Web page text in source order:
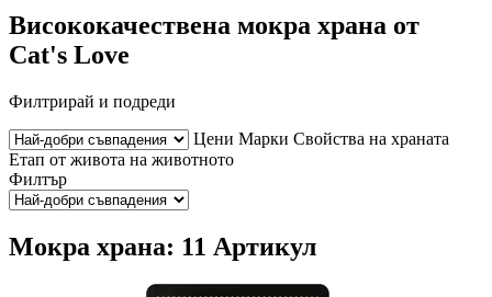
Висококачествена мокра храна от
Cat's Love
Филтрирай и подреди
Цени Марки Свойства на храната
Етап от живота на животното
Филтър
Мокра храна: 11 Артикул